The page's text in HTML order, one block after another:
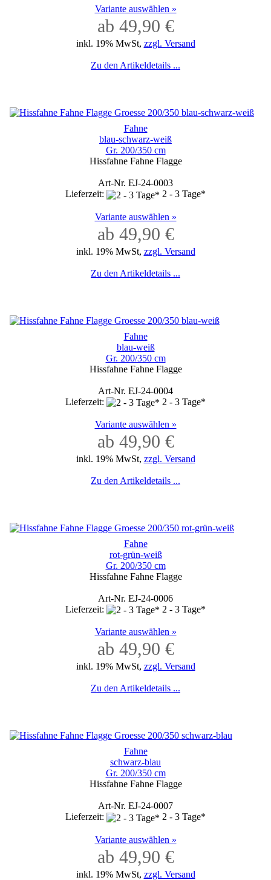
Variante auswählen »
ab 49,90 €
inkl. 19% MwSt, zzgl. Versand
Zu den Artikeldetails ...
Fahne
blau-schwarz-weiß
Gr. 200/350 cm
Hissfahne Fahne Flagge
Art-Nr. EJ-24-0003
Lieferzeit:
2 - 3 Tage*
Variante auswählen »
ab 49,90 €
inkl. 19% MwSt, zzgl. Versand
Zu den Artikeldetails ...
Fahne
blau-weiß
Gr. 200/350 cm
Hissfahne Fahne Flagge
Art-Nr. EJ-24-0004
Lieferzeit:
2 - 3 Tage*
Variante auswählen »
ab 49,90 €
inkl. 19% MwSt, zzgl. Versand
Zu den Artikeldetails ...
Fahne
rot-grün-weiß
Gr. 200/350 cm
Hissfahne Fahne Flagge
Art-Nr. EJ-24-0006
Lieferzeit:
2 - 3 Tage*
Variante auswählen »
ab 49,90 €
inkl. 19% MwSt, zzgl. Versand
Zu den Artikeldetails ...
Fahne
schwarz-blau
Gr. 200/350 cm
Hissfahne Fahne Flagge
Art-Nr. EJ-24-0007
Lieferzeit:
2 - 3 Tage*
Variante auswählen »
ab 49,90 €
inkl. 19% MwSt, zzgl. Versand